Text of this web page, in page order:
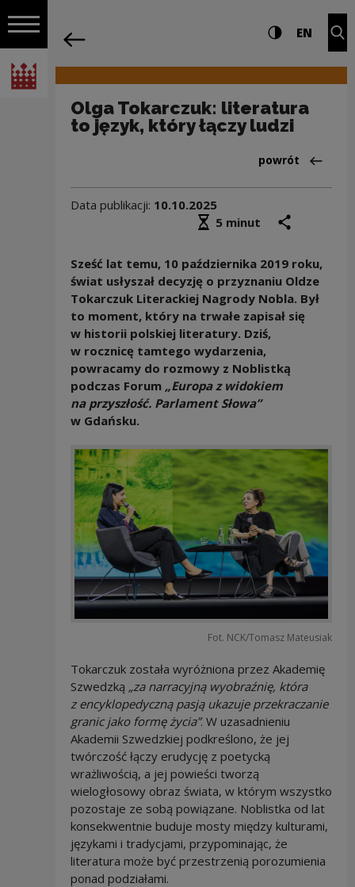
Włącz nawigację
Narodowe Centrum Kultury
Nawigacja Ustawienia i Wysoki
EN
Olga Tokarczuk: literatura
to język, który łączy ludzi
Powrót
powrót
Data publikacji: 10.10.2025
Średni czas czytania
5 minut
Sześć lat temu, 10 października 2019 roku,
świat usłyszał decyzję o przyznaniu Oldze
Tokarczuk Literackiej Nagrody Nobla. Był
to moment, który na trwałe zapisał się
w historii polskiej literatury. Dziś,
w rocznicę tamtego wydarzenia,
powracamy do rozmowy z Noblistką
podczas Forum „Europa z widokiem
na przyszłość. Parlament Słowa”
w Gdańsku.
Fot. NCK/Tomasz Mateusiak
Tokarczuk została wyróżniona przez Akademię
Szwedzką „za narracyjną wyobraźnię, która
z encyklopedyczną pasją ukazuje przekraczanie
granic jako formę życia”. W uzasadnieniu
Akademii Szwedzkiej podkreślono, że jej
twórczość łączy erudycję z poetycką
wrażliwością, a jej powieści tworzą
wielogłosowy obraz świata, w którym wszystko
pozostaje ze sobą powiązane. Noblistka od lat
konsekwentnie buduje mosty między kulturami,
językami i tradycjami, przypominając, że
literatura może być przestrzenią porozumienia
ponad podziałami.